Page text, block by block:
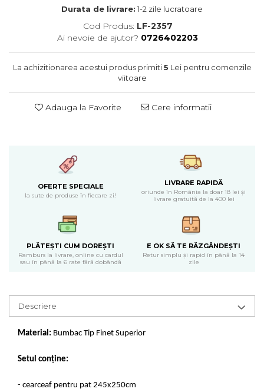
Lenjerii Catifea
Cearceaf cu elastic
Lenjerii Pufoase Fluffy/ Rabbit
Bumbac Neted Nesatinat
Lenjerii Jacquard
Lenjerii Matase
Lenjerii Creponate
Set Lenjerie + Draperii Pat Dublu
Huse De Pat Tricotate 180x200cm
Huse Impermeabile 160x200cm
Durata de livrare: 1-2 zile lucratoare
Cod Produs: LF-2357
Ai nevoie de ajutor? 0726402203
La achizitionarea acestui produs primiti5 Lei pentru comenzile
viitoare
Adauga la Favorite Cere informatii
OFERTE SPECIALE
la sute de produse în fiecare zi!
LIVRARE RAPIDĂ
oriunde în România la doar 18 lei și
livrare gratuită de la 400 lei
PLĂTEȘTI CUM DOREȘTI
Ramburs la livrare, online cu cardul
sau în până la 6 rate fără dobândă
E OK SĂ TE RĂZGÂNDEȘTI
Retur simplu și rapid în până la 14
zile
Descriere
Material: Bumbac Tip Finet Superior
Setul conține:
- cearceaf pentru pat 245x250cm